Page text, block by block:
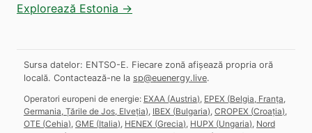
Explorează Estonia →
Sursa datelor: ENTSO-E. Fiecare zonă afișează propria oră
locală. Contactează-ne la sp@euenergy.live.
Operatori europeni de energie: EXAA (Austria) EPEX (Belgia, Franța,
Germania, Țările de Jos, Elveția) IBEX (Bulgaria) CROPEX (Croația)
OTE (Cehia) GME (Italia) HENEX (Grecia) HUPX (Ungaria) Nord